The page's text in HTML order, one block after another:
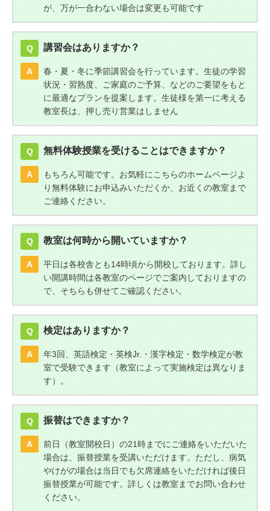
が、万が一合わない場合は変更も可能です
Q 講習会はありますか？
A
春・夏・冬に季節講習会を行っています。生徒の学習
状況・習熟度、ご家庭のご予算、などのご要望をもと
に最適なプランを提案します。生徒様を第一に考える
教室長は、押し売り営業はしません
Q 無料体験授業を受けることはできますか？
A
もちろん可能です。お気軽にこちらのホームページよ
り無料体験にお申込みいただくか、お近くの教室まで
ご連絡ください。
Q 教室は何時から開いていますか？
A
平日は各校舎とも14時頃から開校しております。詳し
い開講時間は各教室のページでご案内しておりますの
で、そちらも併せてご確認ください。
Q 検定はありますか？
A
年3回、英語検定・英検Jr.・漢字検定・数学検定が教
室で受験できます（教室によって実施検定は異なりま
す）。
Q 振替はできますか？
A
前日（教室開校日）の21時までにご連絡をいただいた
場合は、振替授業を受講いただけます。ただし、病気
やけがの場合は当日でも欠席連絡をいただければ後日
振替授業が可能です。詳しくは教室までお問い合わせ
ください。